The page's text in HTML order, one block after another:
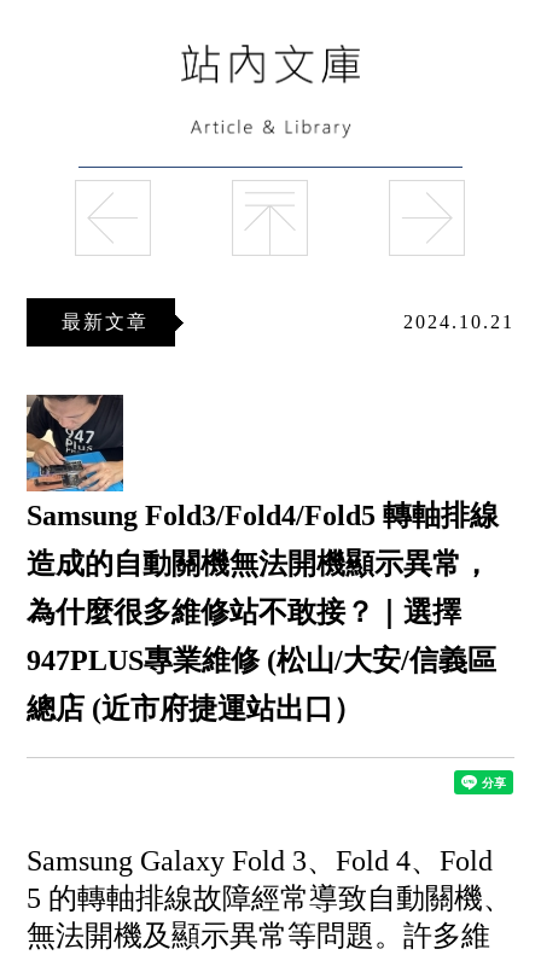
最新文章 2024.10.21
Samsung Fold3/Fold4/Fold5 轉軸排線
造成的自動關機無法開機顯示異常，
為什麼很多維修站不敢接？｜選擇
947PLUS專業維修 (松山/大安/信義區
總店 (近市府捷運站出口）
Samsung Galaxy Fold 3、Fold 4、Fold
5 的轉軸排線故障經常導致自動關機、
無法開機及顯示異常等問題。許多維